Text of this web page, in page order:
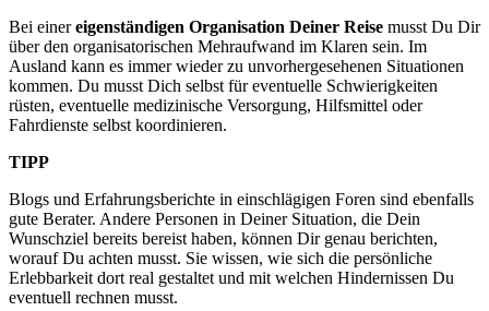
Bei einereigenständigen Organisation Deiner Reise musst Du Dir
über den organisatorischen Mehraufwand im Klaren sein. Im
Ausland kann es immer wieder zu unvorhergesehenen Situationen
kommen. Du musst Dich selbst für eventuelle Schwierigkeiten
rüsten, eventuelle medizinische Versorgung, Hilfsmittel oder
Fahrdienste selbst koordinieren.
TIPP
Blogs und Erfahrungsberichte in einschlägigen Foren sind ebenfalls
gute Berater. Andere Personen in Deiner Situation, die Dein
Wunschziel bereits bereist haben, können Dir genau berichten,
worauf Du achten musst. Sie wissen, wie sich die persönliche
Erlebbarkeit dort real gestaltet und mit welchen Hindernissen Du
eventuell rechnen musst.